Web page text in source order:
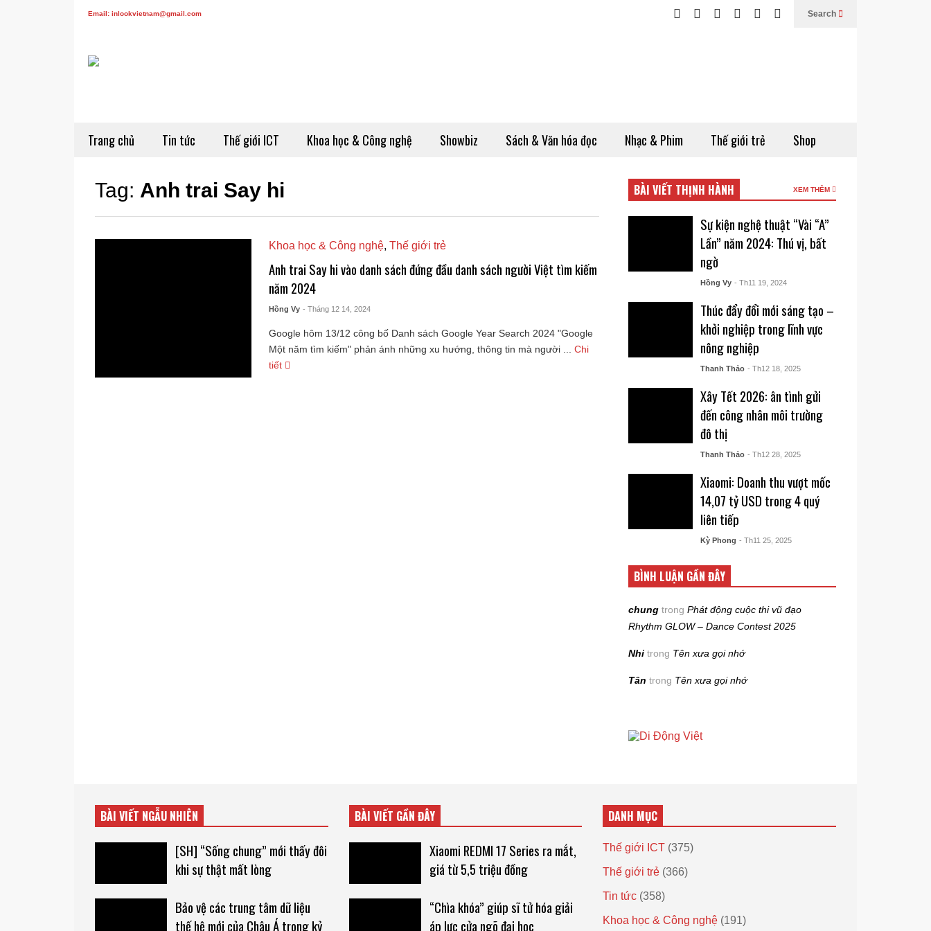
Email: inlookvietnam@gmail.com Search
Trang chủ Tin tức Thế giới ICT Khoa học & Công nghệ Showbiz Sách & Văn hóa đọc Nhạc & Phim Thế giới trẻ Shop
Tag: Anh trai Say hi
Khoa học & Công nghệ, Thế giới trẻ
Anh trai Say hi vào danh sách đứng đầu danh sách người Việt tìm kiếm
năm 2024
Hồng Vy - Tháng 12 14, 2024
Google hôm 13/12 công bố Danh sách Google Year Search 2024 "Google
Một năm tìm kiếm" phản ánh những xu hướng, thông tin mà người ...
Chi
tiết
BÀI VIẾT THỊNH HÀNH XEM THÊM
Sự kiện nghệ thuật “Vài “A”
Lần” năm 2024: Thú vị, bất
ngờ
Hồng Vy - Th11 19, 2024
Thúc đẩy đổi mới sáng tạo –
khởi nghiệp trong lĩnh vực
nông nghiệp
Thanh Thảo - Th12 18, 2025
Xây Tết 2026: ân tình gửi
đến công nhân môi trường
đô thị
Thanh Thảo - Th12 28, 2025
Xiaomi: Doanh thu vượt mốc
14,07 tỷ USD trong 4 quý
liên tiếp
Kỳ Phong - Th11 25, 2025
BÌNH LUẬN GẦN ĐÂY
chung trongPhát động cuộc thi vũ đạo
Rhythm GLOW – Dance Contest 2025
Nhi trong Tên xưa gọi nhớ
Tân trong Tên xưa gọi nhớ
BÀI VIẾT NGẪU NHIÊN
[SH] “Sống chung” mới thấy đôi
khi sự thật mất lòng
Bảo vệ các trung tâm dữ liệu
thế hệ mới của Châu Á trong kỷ
BÀI VIẾT GẦN ĐÂY
Xiaomi REDMI 17 Series ra mắt,
giá từ 5,5 triệu đồng
“Chìa khóa” giúp sĩ tử hóa giải
áp lực cửa ngõ đại học
DANH MỤC
Thế giới ICT (375)
Thế giới trẻ (366)
Tin tức (358)
Khoa học & Công nghệ (191)